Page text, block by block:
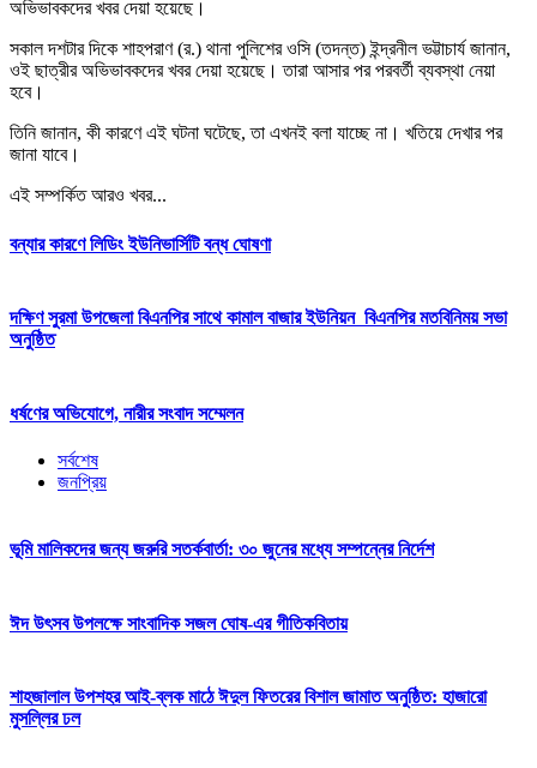
অভিভাবকদের খবর দেয়া হয়েছে।
সকাল দশটার দিকে শাহপরাণ (র.) থানা পুলিশের ওসি (তদন্ত) ইন্দ্রনীল ভট্টাচার্য জানান,
ওই ছাত্রীর অভিভাবকদের খবর দেয়া হয়েছে। তারা আসার পর পরবর্তী ব্যবস্থা নেয়া
হবে।
তিনি জানান, কী কারণে এই ঘটনা ঘটেছে, তা এখনই বলা যাচ্ছে না। খতিয়ে দেখার পর
জানা যাবে।
এই সম্পর্কিত আরও খবর...
বন্যার কারণে লিডিং ইউনিভার্সিটি বন্ধ ঘোষণা
দক্ষিণ সুরমা উপজেলা বিএনপির সাথে কামাল বাজার ইউনিয়ন বিএনপির মতবিনিময় সভা
অনুষ্ঠিত
ধর্ষণের অভিযোগে, নারীর সংবাদ সম্মেলন
সর্বশেষ
জনপ্রিয়
ভূমি মালিকদের জন্য জরুরি সতর্কবার্তা: ৩০ জুনের মধ্যে সম্পন্নের নির্দেশ
ঈদ উৎসব উপলক্ষে সাংবাদিক সজল ঘোষ-এর গীতিকবিতায়
শাহজালাল উপশহর আই-ব্লক মাঠে ঈদুল ফিতরের বিশাল জামাত অনুষ্ঠিত: হাজারো
মুসল্লির ঢল